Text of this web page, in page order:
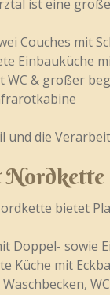
ist eine
Couches mit
Einbauküche
WC & großer
und die
Nordkette
bietet
Doppel- sowie
Küche mit